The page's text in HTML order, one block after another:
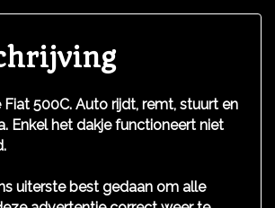
in carrosseriekleur
met afstandsbediening
exterieur
velgen 15"
500C. Auto rijdt, remt, stuurt en
Enkel het dakje functioneert niet
uiterste best gedaan om alle